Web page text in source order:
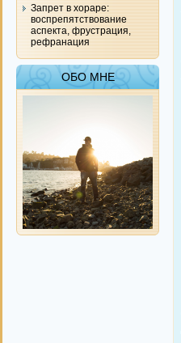
Запрет в хораре:
воспрепятствование
аспекта, фрустрация,
рефранация
ОБО МНЕ